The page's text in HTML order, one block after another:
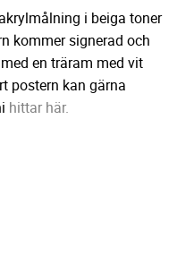
i beiga toner
kommer signerad och
en träram med vit
postern kan gärna
hittar här.